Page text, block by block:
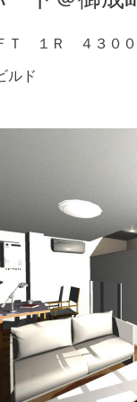
Ｔ １Ｒ ４３０
ルド